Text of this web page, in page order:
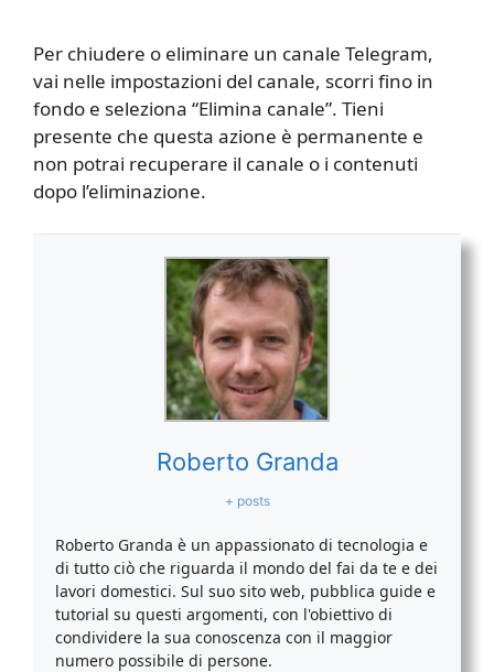
Per chiudere o eliminare un canale Telegram,
vai nelle impostazioni del canale, scorri fino in
fondo e seleziona “Elimina canale”. Tieni
presente che questa azione è permanente e
non potrai recuperare il canale o i contenuti
dopo l’eliminazione.
Roberto Granda
+ posts
Roberto Granda è un appassionato di tecnologia e
di tutto ciò che riguarda il mondo del fai da te e dei
lavori domestici. Sul suo sito web, pubblica guide e
tutorial su questi argomenti, con l'obiettivo di
condividere la sua conoscenza con il maggior
numero possibile di persone.